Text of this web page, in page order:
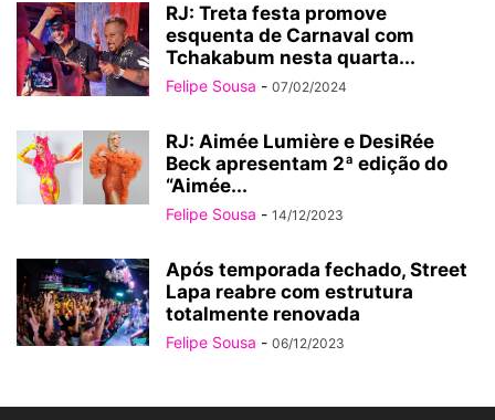
RJ: Treta festa promove
esquenta de Carnaval com
Tchakabum nesta quarta...
Felipe Sousa - 07/02/2024
RJ: Aimée Lumière e DesiRée
Beck apresentam 2ª edição do
“Aimée...
Felipe Sousa - 14/12/2023
Após temporada fechado, Street
Lapa reabre com estrutura
totalmente renovada
Felipe Sousa - 06/12/2023